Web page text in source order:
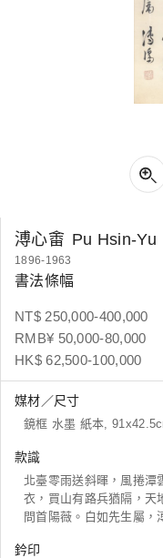
溥心畬 Pu Hsin-Yu
1896-1963
書法條幅
NT$ 250,000-400,000
RMB¥ 50,000-80,000
HK$ 62,500-100,000
媒材／尺寸
鏡框 水墨 紙本,
款識
北臺零雨送斜暉，風捲潭
衣，買山有路兵猶隔，天
問首陽薇。白如先生屬，
鈐印